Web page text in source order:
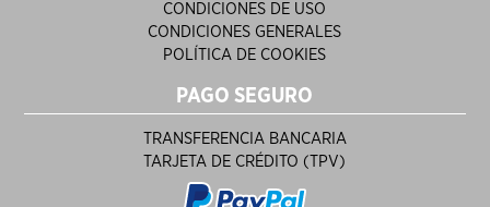
CONDICIONES DE USO
CONDICIONES GENERALES
POLÍTICA DE COOKIES
PAGO SEGURO
TRANSFERENCIA BANCARIA
TARJETA DE CRÉDITO (TPV)